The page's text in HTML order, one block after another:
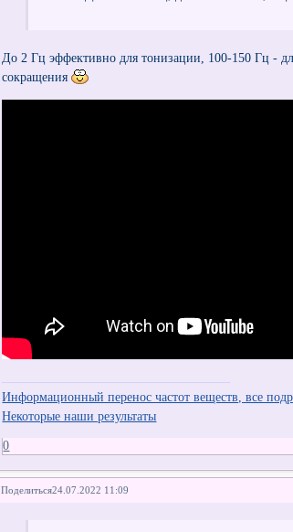
До 2 Гц эффективно для тонизации, 100-150 Гц -
сокращения
Информационный перенос частот веществ, все
Некоторые наши результаты
0
Поделиться24.07.2022 11:09